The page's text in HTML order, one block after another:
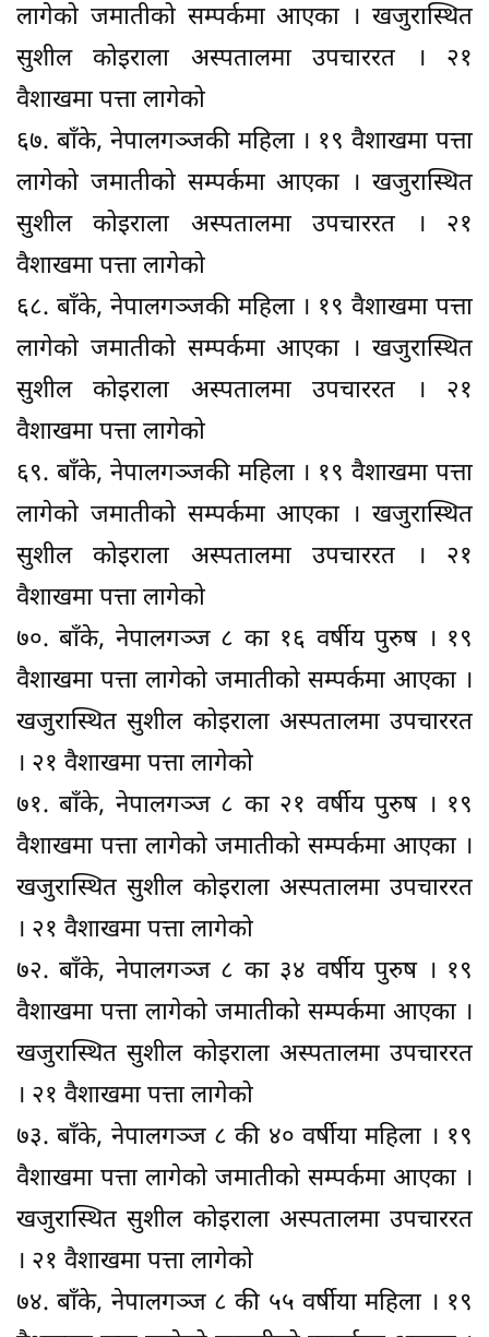
लागेको जमातीको सम्पर्कमा आएका । खजुरास्थित
सुशील कोइराला अस्पतालमा उपचाररत । २१
वैशाखमा पत्ता लागेको
६७. बाँके, नेपालगञ्जकी महिला । १९ वैशाखमा पत्ता
लागेको जमातीको सम्पर्कमा आएका । खजुरास्थित
सुशील कोइराला अस्पतालमा उपचाररत । २१
वैशाखमा पत्ता लागेको
६८. बाँके, नेपालगञ्जकी महिला । १९ वैशाखमा पत्ता
लागेको जमातीको सम्पर्कमा आएका । खजुरास्थित
सुशील कोइराला अस्पतालमा उपचाररत । २१
वैशाखमा पत्ता लागेको
६९. बाँके, नेपालगञ्जकी महिला । १९ वैशाखमा पत्ता
लागेको जमातीको सम्पर्कमा आएका । खजुरास्थित
सुशील कोइराला अस्पतालमा उपचाररत । २१
वैशाखमा पत्ता लागेको
७०. बाँके, नेपालगञ्ज ८ का १६ वर्षीय पुरुष । १९
वैशाखमा पत्ता लागेको जमातीको सम्पर्कमा आएका ।
खजुरास्थित सुशील कोइराला अस्पतालमा उपचाररत
। २१ वैशाखमा पत्ता लागेको
७१. बाँके, नेपालगञ्ज ८ का २१ वर्षीय पुरुष । १९
वैशाखमा पत्ता लागेको जमातीको सम्पर्कमा आएका ।
खजुरास्थित सुशील कोइराला अस्पतालमा उपचाररत
। २१ वैशाखमा पत्ता लागेको
७२. बाँके, नेपालगञ्ज ८ का ३४ वर्षीय पुरुष । १९
वैशाखमा पत्ता लागेको जमातीको सम्पर्कमा आएका ।
खजुरास्थित सुशील कोइराला अस्पतालमा उपचाररत
। २१ वैशाखमा पत्ता लागेको
७३. बाँके, नेपालगञ्ज ८ की ४० वर्षीया महिला । १९
वैशाखमा पत्ता लागेको जमातीको सम्पर्कमा आएका ।
खजुरास्थित सुशील कोइराला अस्पतालमा उपचाररत
। २१ वैशाखमा पत्ता लागेको
७४. बाँके, नेपालगञ्ज ८ की ५५ वर्षीया महिला । १९